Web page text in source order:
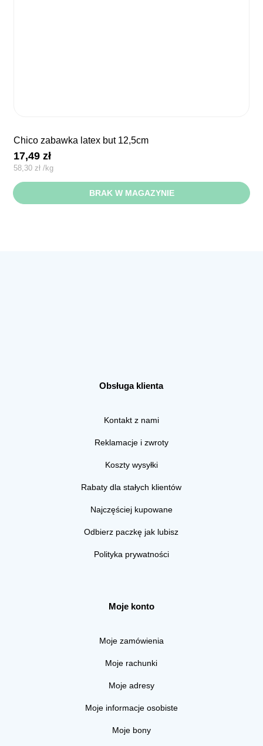
chico zabawka latex but 12,5cm
17,49zł
58,30zł /kg
BRAK W MAGAZYNIE
Obsługa klienta
Kontakt z nami
Reklamacje i zwroty
Koszty wysyłki
Rabaty dla stałych klientów
Najczęściej kupowane
Odbierz paczkę jak lubisz
Polityka prywatności
Moje konto
Moje zamówienia
Moje rachunki
Moje adresy
Moje informacje osobiste
Moje bony